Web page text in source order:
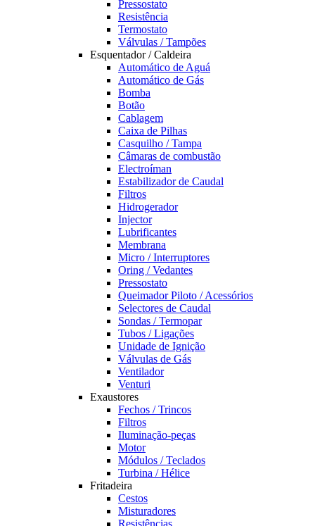
Pressostato
Resistência
Termostato
Válvulas / Tampões
Esquentador / Caldeira
Automático de Aguá
Automático de Gás
Bomba
Botão
Cablagem
Caixa de Pilhas
Casquilho / Tampa
Câmaras de combustão
Electroíman
Estabilizador de Caudal
Filtros
Hidrogerador
Injector
Lubrificantes
Membrana
Micro / Interruptores
Oring / Vedantes
Pressostato
Queimador Piloto / Acessórios
Selectores de Caudal
Sondas / Termopar
Tubos / Ligações
Unidade de Ignição
Válvulas de Gás
Ventilador
Venturi
Exaustores
Fechos / Trincos
Filtros
Iluminação-peças
Motor
Módulos / Teclados
Turbina / Hélice
Fritadeira
Cestos
Misturadores
Resistências